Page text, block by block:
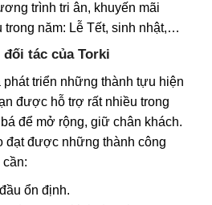
trình tri ân, khuyến mãi
trong năm: Lễ Tết, sinh nhật,…
tác của Torki
triển những thành tựu hiện
được hỗ trợ rất nhiều trong
để mở rộng, giữ chân khách.
đạt được những thành công
cần:
ổn định.